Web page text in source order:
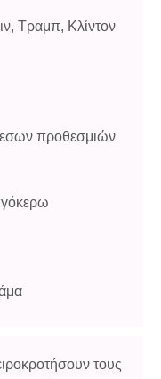
Τραμπ, Κλίντον
προθεσμιών
τους